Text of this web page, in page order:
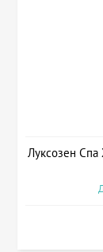
Луксозен Спа